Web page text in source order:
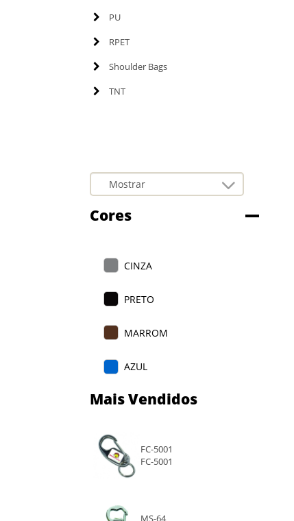
PU
RPET
Shoulder Bags
TNT
Cores
CINZA
PRETO
MARROM
AZUL
VERDE
ROSA
Mais Vendidos
FC-5001
FC-5001
MS-64